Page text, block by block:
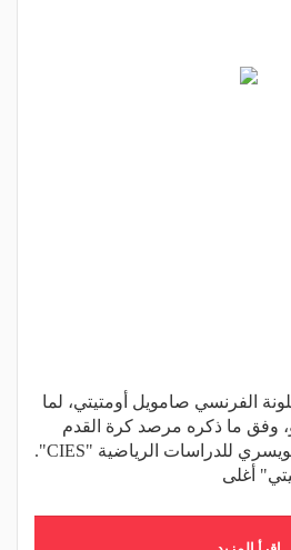
الفرنسي صامويل أومتيتي، لما
يورو، وفق ما ذكره مرصد كرة القدم
التابع للمركز الدولي السويسري للدراسات الرياضية "CIES".
أغلى